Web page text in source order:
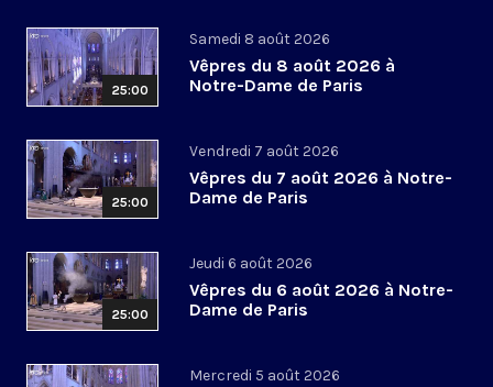
25:00
Samedi 8 août 2026
Vêpres du 8 août 2026 à
Notre-Dame de Paris
25:00
Vendredi 7 août 2026
Vêpres du 7 août 2026 à Notre-
Dame de Paris
25:00
Jeudi 6 août 2026
Vêpres du 6 août 2026 à Notre-
Dame de Paris
Mercredi 5 août 2026